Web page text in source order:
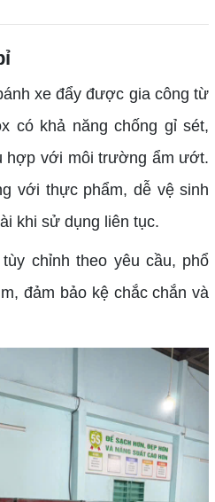
xe đẩy được gia công từ
có khả năng chống gỉ sét,
hợp với môi trường ẩm ướt.
với thực phẩm, dễ vệ sinh
khi sử dụng liên tục.
chỉnh theo yêu cầu, phổ
đảm bảo kệ chắc chắn và